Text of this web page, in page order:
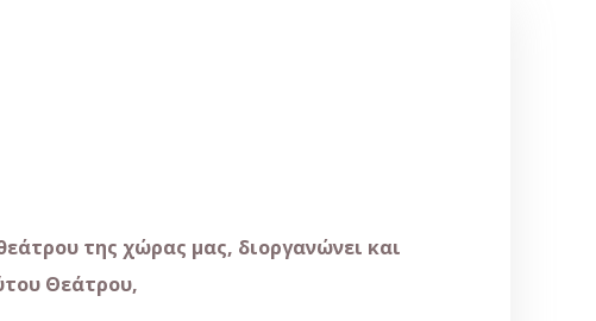
της χώρας μας, διοργανώνει και
Θεάτρου,